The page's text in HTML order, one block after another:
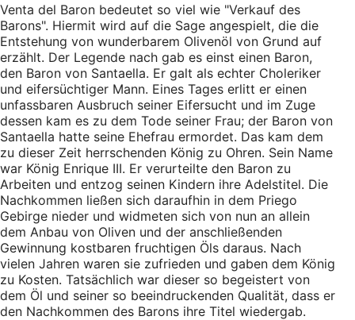
Venta del Baron bedeutet so viel wie "Verkauf des
Barons". Hiermit wird auf die Sage angespielt, die die
Entstehung von wunderbarem Olivenöl von Grund auf
erzählt. Der Legende nach gab es einst einen Baron,
den Baron von Santaella. Er galt als echter Choleriker
und eifersüchtiger Mann. Eines Tages erlitt er einen
unfassbaren Ausbruch seiner Eifersucht und im Zuge
dessen kam es zu dem Tode seiner Frau; der Baron von
Santaella hatte seine Ehefrau ermordet. Das kam dem
zu dieser Zeit herrschenden König zu Ohren. Sein Name
war König Enrique III. Er verurteilte den Baron zu
Arbeiten und entzog seinen Kindern ihre Adelstitel. Die
Nachkommen ließen sich daraufhin in dem Priego
Gebirge nieder und widmeten sich von nun an allein
dem Anbau von Oliven und der anschließenden
Gewinnung kostbaren fruchtigen Öls daraus. Nach
vielen Jahren waren sie zufrieden und gaben dem König
zu Kosten. Tatsächlich war dieser so begeistert von
dem Öl und seiner so beeindruckenden Qualität, dass er
den Nachkommen des Barons ihre Titel wiedergab.